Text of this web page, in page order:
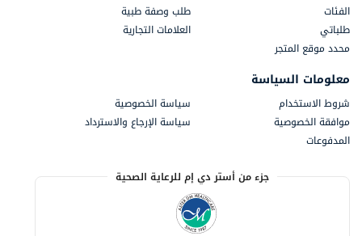
الفئات
طلب وصفة طبية
طلباتي
العلامات التجارية
محدد موقع المتجر
معلومات السياسة
شروط الاستخدام
سياسة الخصوصية
موافقة الخصوصية
سياسة الإرجاع والاسترداد
المدفوعات
جزء من أستر دي إم للرعاية الصحية